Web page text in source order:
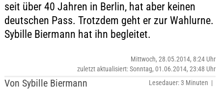
seit über 40 Jahren in Berlin, hat aber keinen
deutschen Pass. Trotzdem geht er zur Wahlurne.
Sybille Biermann hat ihn begleitet.
Von Sybille Biermann
Mittwoch, 28.05.2014, 8:24 Uhr
zuletzt aktualisiert: Sonntag, 01.06.2014, 23:48 Uhr
Lesedauer: 3 Minuten |